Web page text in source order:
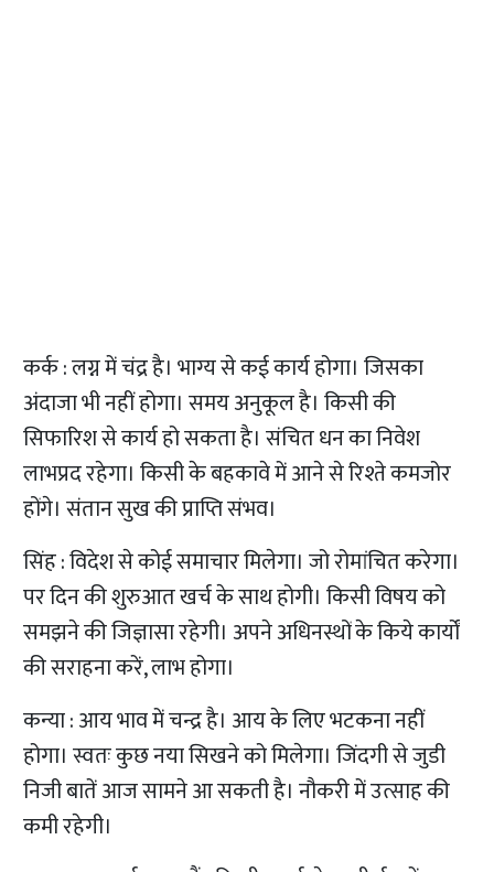
कर्क : लग्न में चंद्र है। भाग्य से कई कार्य होगा। जिसका
अंदाजा भी नहीं होगा। समय अनुकूल है। किसी की
सिफारिश से कार्य हो सकता है। संचित धन का निवेश
लाभप्रद रहेगा। किसी के बहकावे में आने से रिश्ते कमजोर
होंगे। संतान सुख की प्राप्ति संभव।
सिंह : विदेश से कोई समाचार मिलेगा। जो रोमांचित करेगा।
पर दिन की शुरुआत खर्च के साथ होगी। किसी विषय को
समझने की जिज्ञासा रहेगी। अपने अधिनस्थों के किये कार्यों
की सराहना करें, लाभ होगा।
कन्या : आय भाव में चन्द्र है। आय के लिए भटकना नहीं
होगा। स्वतः कुछ नया सिखने को मिलेगा। जिंदगी से जुडी
निजी बातें आज सामने आ सकती है। नौकरी में उत्साह की
कमी रहेगी।